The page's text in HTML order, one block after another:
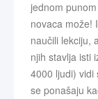
jednom
novaca može!
naučili lekciju,
njih stavlja isti
4000 ljudi) vidi
se ponašaju